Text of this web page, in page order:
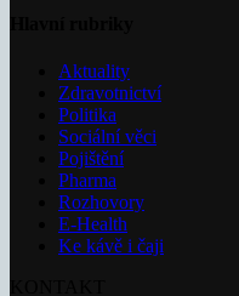
Aktuality
Zdravotnictví
Politika
Sociální věci
Pojištění
Pharma
Rozhovory
E-Health
Ke kávě i čaji